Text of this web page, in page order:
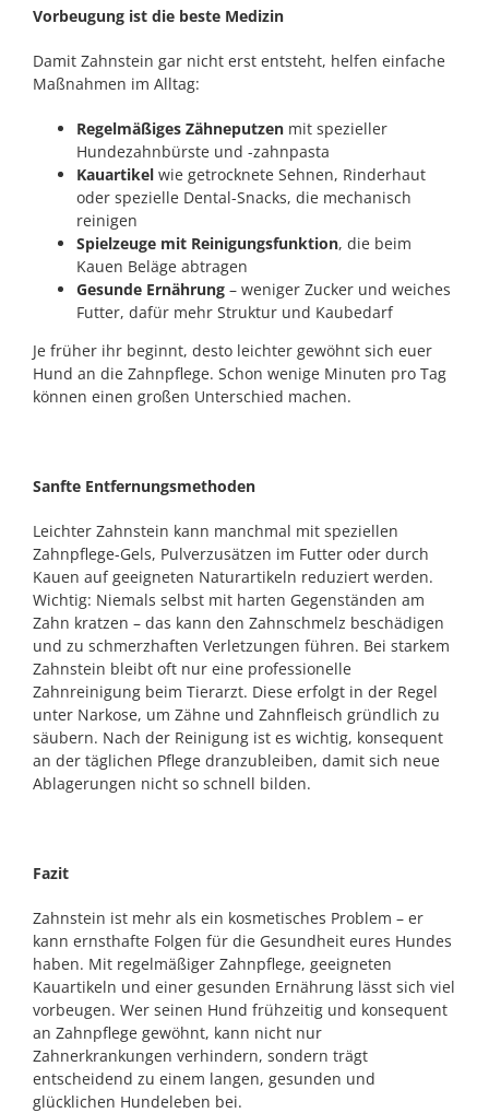
Vorbeugung ist die beste Medizin
Damit Zahnstein gar nicht erst entsteht, helfen einfache
Maßnahmen im Alltag:
Regelmäßiges Zähneputzen mit spezieller
Hundezahnbürste und -zahnpasta
Kauartikel wie getrocknete Sehnen, Rinderhaut
oder spezielle Dental-Snacks, die mechanisch
reinigen
Spielzeuge mit Reinigungsfunktion, die beim
Kauen Beläge abtragen
Gesunde Ernährung – weniger Zucker und weiches
Futter, dafür mehr Struktur und Kaubedarf
Je früher ihr beginnt, desto leichter gewöhnt sich euer
Hund an die Zahnpflege. Schon wenige Minuten pro Tag
können einen großen Unterschied machen.
Sanfte Entfernungsmethoden
Leichter Zahnstein kann manchmal mit speziellen
Zahnpflege-Gels, Pulverzusätzen im Futter oder durch
Kauen auf geeigneten Naturartikeln reduziert werden.
Wichtig: Niemals selbst mit harten Gegenständen am
Zahn kratzen – das kann den Zahnschmelz beschädigen
und zu schmerzhaften Verletzungen führen. Bei starkem
Zahnstein bleibt oft nur eine professionelle
Zahnreinigung beim Tierarzt. Diese erfolgt in der Regel
unter Narkose, um Zähne und Zahnfleisch gründlich zu
säubern. Nach der Reinigung ist es wichtig, konsequent
an der täglichen Pflege dranzubleiben, damit sich neue
Ablagerungen nicht so schnell bilden.
Fazit
Zahnstein ist mehr als ein kosmetisches Problem – er
kann ernsthafte Folgen für die Gesundheit eures Hundes
haben. Mit regelmäßiger Zahnpflege, geeigneten
Kauartikeln und einer gesunden Ernährung lässt sich viel
vorbeugen. Wer seinen Hund frühzeitig und konsequent
an Zahnpflege gewöhnt, kann nicht nur
Zahnerkrankungen verhindern, sondern trägt
entscheidend zu einem langen, gesunden und
glücklichen Hundeleben bei.